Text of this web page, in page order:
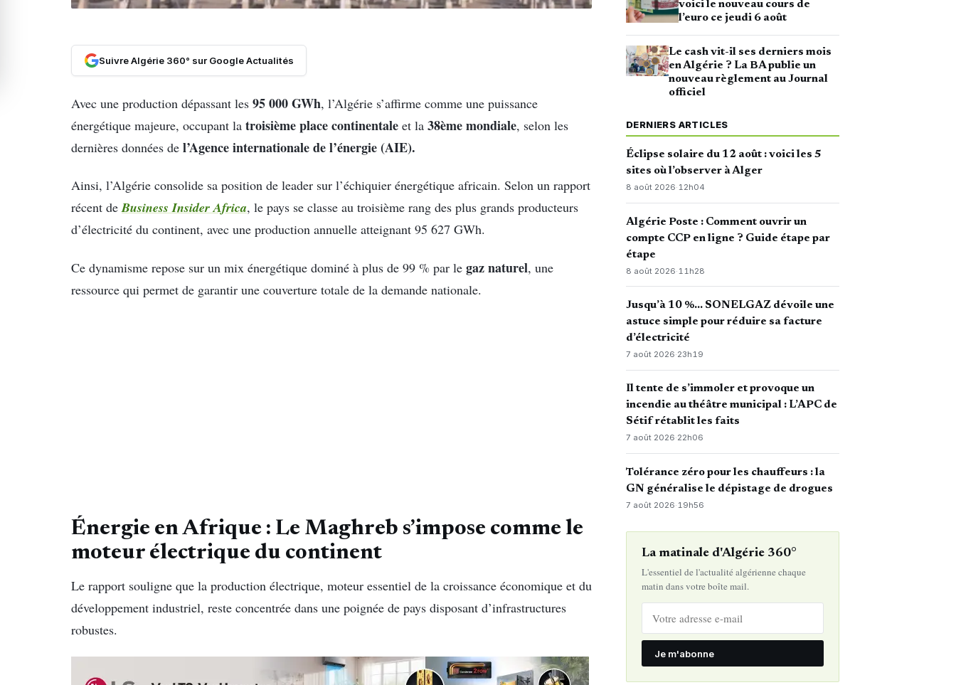
Suivre Algérie 360° sur Google Actualités
Avec une production dépassant les 95 000 GWh, l’Algérie s’affirme comme une puissance
énergétique majeure, occupant la troisième place continentale et la 38ème mondiale, selon les
dernières données de l’Agence internationale de l’énergie (AIE).
Ainsi, l’Algérie consolide sa position de leader sur l’échiquier énergétique africain. Selon un rapport
récent deBusiness Insider Africa, le pays se classe au troisième rang des plus grands producteurs
d’électricité du continent, avec une production annuelle atteignant 95 627 GWh.
Ce dynamisme repose sur un mix énergétique dominé à plus de 99 % par le gaz naturel, une
ressource qui permet de garantir une couverture totale de la demande nationale.
Énergie en Afrique : Le Maghreb s’impose comme le
moteur électrique du continent
Le rapport souligne que la production électrique, moteur essentiel de la croissance économique et du
développement industriel, reste concentrée dans une poignée de pays disposant d’infrastructures
robustes.
voici le nouveau cours de
l’euro ce jeudi 6 août
Le cash vit-il ses derniers mois
en Algérie ? La BA publie un
nouveau règlement au Journal
officiel
DERNIERS ARTICLES
Éclipse solaire du 12 août : voici les 5
sites où l’observer à Alger
8 août 2026·12h04
Algérie Poste : Comment ouvrir un
compte CCP en ligne ? Guide étape par
étape
8 août 2026· 11h28
Jusqu’à 10 %… SONELGAZ dévoile une
astuce simple pour réduire sa facture
d’électricité
7 août 2026·23h19
Il tente de s’immoler et provoque un
incendie au théâtre municipal : L’APC de
Sétif rétablit les faits
7 août 2026·22h06
Tolérance zéro pour les chauffeurs : la
GN généralise le dépistage de drogues
7 août 2026· 19h56
La matinale d'Algérie 360°
L'essentiel de l'actualité algérienne chaque
matin dans votre boîte mail.
Je m'abonne